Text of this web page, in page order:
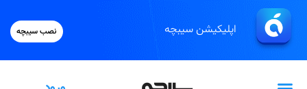
نصب سیبچه اپلیکیشن سیبچه